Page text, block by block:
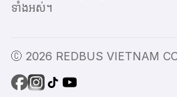
ទាំងអស់។
Ⓒ 2026 REDBUS VIETNAM